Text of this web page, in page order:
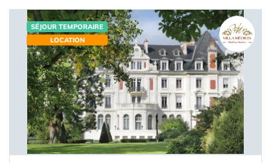
SÉJOUR TEMPORAIRE
LOCATION